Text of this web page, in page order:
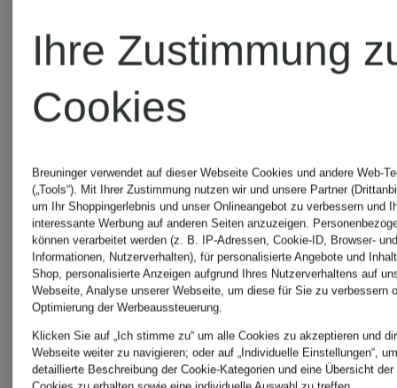
BOSS
Ihre Zustimmung
Cookies
Breuninger verwendet auf dieser Webseite Cookies und andere Web-
(„Tools“). Mit Ihrer Zustimmung nutzen wir und unsere Partner
um Ihr Shoppingerlebnis und unser Onlineangebot zu verbessern und
interessante Werbung auf anderen Seiten anzuzeigen.
können verarbeitet werden (z. B. IP-Adressen, Cookie-ID, Browser-
Informationen, Nutzerverhalten), für personalisierte Angebote und
Shop, personalisierte Anzeigen aufgrund Ihres Nutzerverhaltens auf
Webseite, Analyse unserer Webseite, um diese für Sie zu verbessern
Optimierung der Werbeaussteuerung.
Klicken Sie auf „Ich stimme zu“ um alle Cookies zu akzeptieren und
Webseite weiter zu navigieren; oder auf „Individuelle Einstellungen“,
detaillierte Beschreibung der Cookie-Kategorien und eine Übersicht